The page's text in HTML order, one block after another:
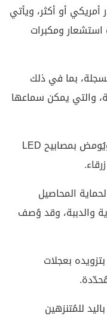
من حوالي 4000 دولار أمريكي أو أكثر، ويأتي
ومكبرات
المُسجلة، بما في ذلك
والتي يمكن سماعها
يُحرّك الجهاز رأسه من جانب إلى آخر، ويُومض بمصابيح LED
طرحت شركة أوتا هذا المنتج عام ٢٠١٦ لحماية المحاصيل
والدببة، وقد وُصف
بعجلات
للمُتنزهين